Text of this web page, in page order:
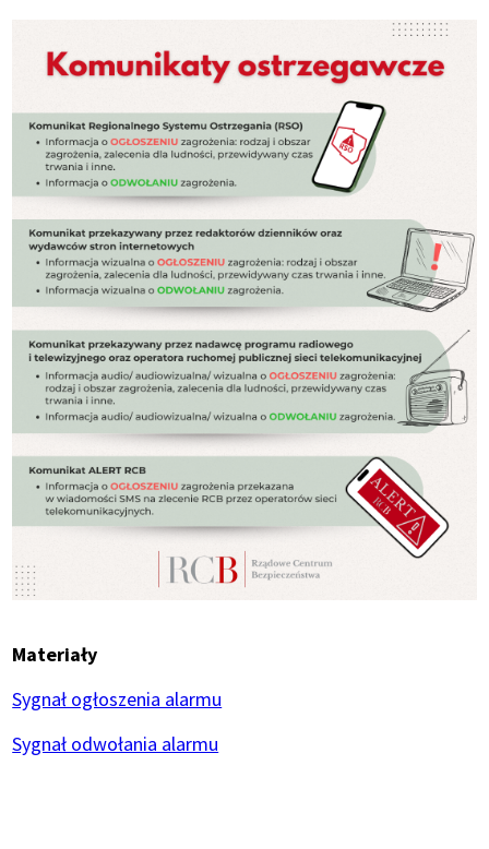
Materiały
Sygnał ogłoszenia alarmu
Sygnał odwołania alarmu